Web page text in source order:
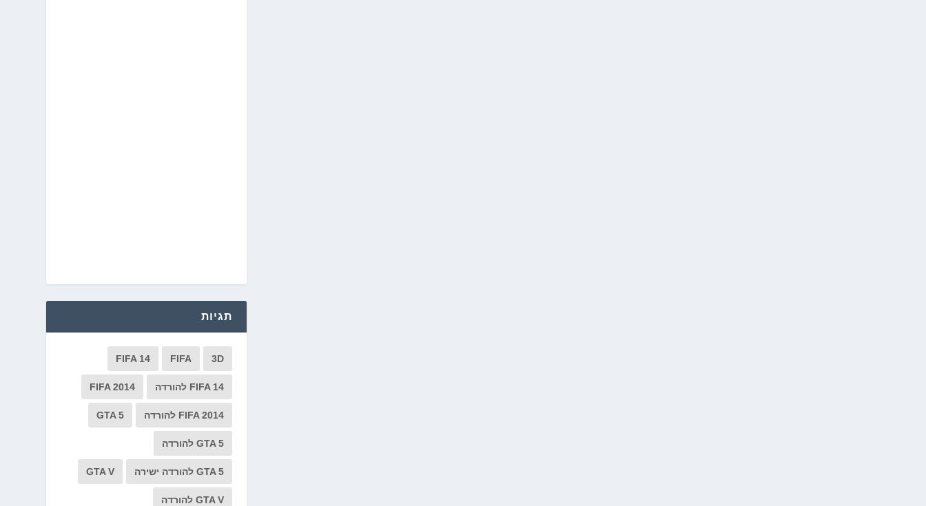
תגיות
3D
FIFA
FIFA 14
FIFA 14 להורדה FIFA 2014
FIFA 2014 להורדה GTA 5
GTA 5 להורדה
GTA 5 להורדה ישירה GTA V
GTA V להורדה